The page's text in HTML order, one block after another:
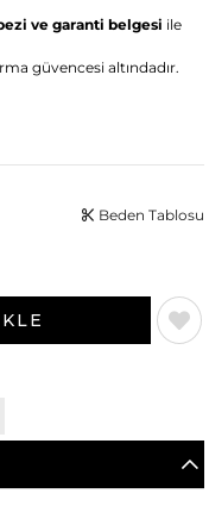
ve garanti belgesi ile
güvencesi altındadır.
Beden Tablosu